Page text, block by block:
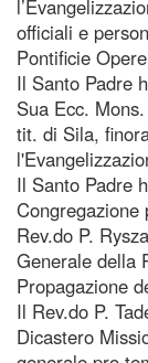
officiali e
Pontificie
Il Santo Padre
Sua Ecc.
tit. di Sila,
Il Santo Padre
Congregazione
Rev.do P.
Generale della
Propagazione
Il Rev.do P.
Dicastero